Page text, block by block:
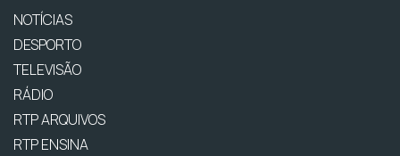
NOTÍCIAS
DESPORTO
TELEVISÃO
RÁDIO
RTP ARQUIVOS
RTP ENSINA